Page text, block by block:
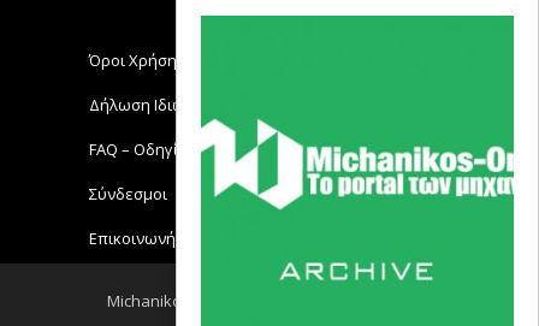
Όροι Χρήσης
Δήλωση Ιδιωτικότητας
FAQ – Οδηγίες Χρήσης
Σύνδεσμοι
Επικοινωνήστε με το Michanikos-Online
Michanikos-Online 2018 - All Rights Reserved